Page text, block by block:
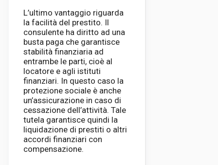
L’ultimo vantaggio riguarda
la facilità del prestito. Il
consulente ha diritto ad una
busta paga che garantisce
stabilità finanziaria ad
entrambe le parti, cioè al
locatore e agli istituti
finanziari. In questo caso la
protezione sociale è anche
un’assicurazione in caso di
cessazione dell’attività. Tale
tutela garantisce quindi la
liquidazione di prestiti o altri
accordi finanziari con
compensazione.